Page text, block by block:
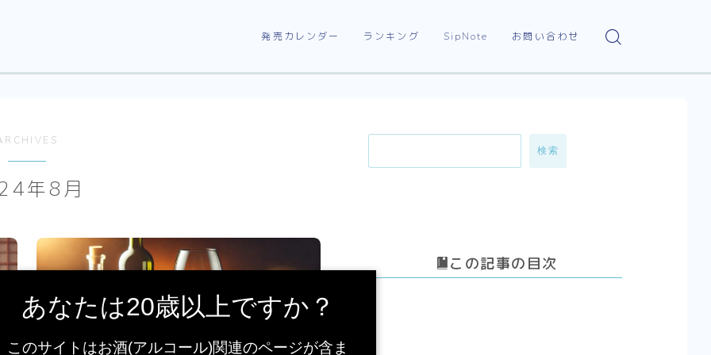
発売カレンダー ランキング
ビールランキング
SipNote お問い合わせ
年8月
検索
この記事の目次
あなたは20歳以上ですか？
このサイトはお酒(アルコール)関連のページが含ま